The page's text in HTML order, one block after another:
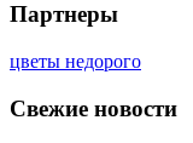
Партнеры
цветы недорого
Свежие новости